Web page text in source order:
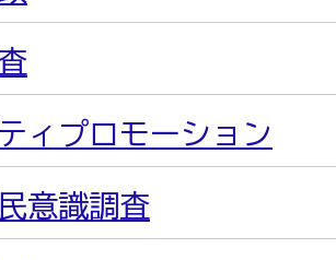
ィプロモーション
意識調査